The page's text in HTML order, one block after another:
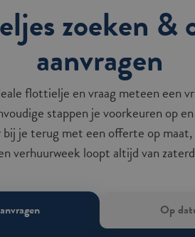
zoeken &
aanvragen
flottielje en vraag meteen een
stappen je voorkeuren op
je terug met een offerte op
verhuurweek loopt altijd van
Op